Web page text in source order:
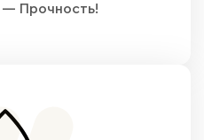
— Прочность!